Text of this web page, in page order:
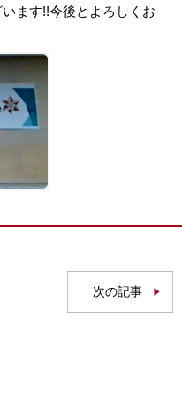
ます!!今後とよろしくお
次の記事